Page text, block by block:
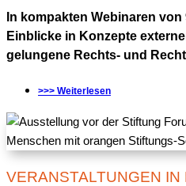
In kompakten Webinaren
Einblicke in Konzepte
gelungene Rechts- und
>>> Weiterlesen
VERANSTALTUNGEN IN